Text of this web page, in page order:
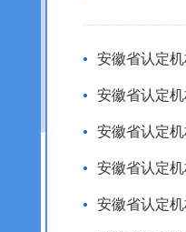
安徽省认定
安徽省认定
安徽省认定
安徽省认定
安徽省认定